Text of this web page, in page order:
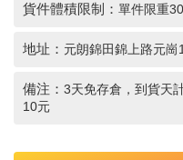
貨件體積限制： 單件限重
地址： 元朗錦田錦上路元崗
備注： 3天免存倉，到貨天
10元